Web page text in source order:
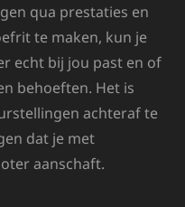
qua prestaties en
te maken, kun je
echt bij jou past en of
behoeften. Het is
achteraf te
dat je met
aanschaft.